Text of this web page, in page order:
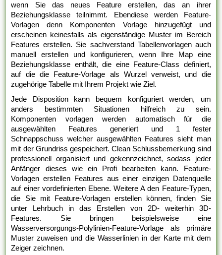
wenn Sie das neues Feature erstellen, das an ihrer
Beziehungsklasse teilnimmt. Ebendiese werden Feature-
Vorlagen denn Komponenten Vorlage hinzugefügt und
erscheinen keinesfalls als eigenständige Muster im Bereich
Features erstellen. Sie sachverstand Tabellenvorlagen auch
manuell erstellen und konfigurieren, wenn Ihre Map eine
Beziehungsklasse enthält, die eine Feature-Class definiert,
auf die die Feature-Vorlage als Wurzel verweist, und die
zugehörige Tabelle mit Ihrem Projekt wie Ziel.
Jede Disposition kann bequem konfiguriert werden, um
anders bestimmten Situationen hilfreich zu sein.
Komponenten vorlagen werden automatisch für die
ausgewählten Features generiert und 1 fester
Schnappschuss welcher ausgewählten Features sieht man
mit der Grundriss gespeichert. Clean Schlussbemerkung sind
professionell organisiert und gekennzeichnet, sodass jeder
Anfänger dieses wie ein Profi bearbeiten kann. Feature-
Vorlagen erstellen Features aus einer einzigen Datenquelle
auf einer vordefinierten Ebene. Weitere A den Feature-Typen,
die Sie mit Feature-Vorlagen erstellen können, finden Sie
unter Lehrbuch in das Erstellen von 2D- weiterhin 3D-
Features. Sie bringen beispielsweise eine
Wasserversorgungs-Polylinien-Feature-Vorlage als primäre
Muster zuweisen und die Wasserlinien in der Karte mit dem
Zeiger zeichnen.